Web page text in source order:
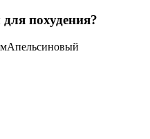
похудения?